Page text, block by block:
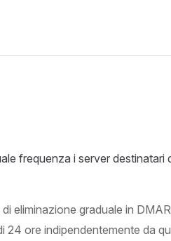
frequenza i server destinatari
eliminazione graduale in
24 ore indipendentemente da